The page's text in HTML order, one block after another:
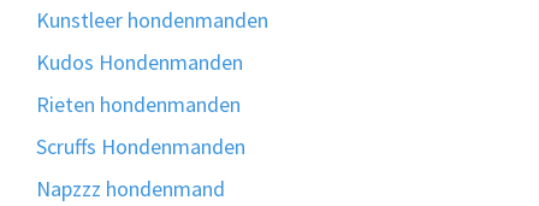
Kunstleer hondenmanden
Kudos Hondenmanden
Rieten hondenmanden
Scruffs Hondenmanden
Napzzz hondenmand